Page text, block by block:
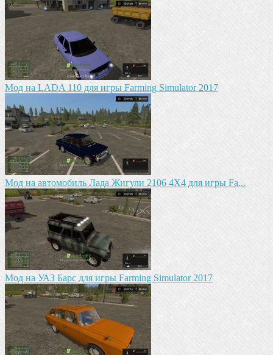
Мод на LADA 110 для игры Farming Simulator 2017
Мод на автомобиль Лада Жигули 2106 4Х4 для игры Fa...
Mод на УАЗ Барс для игры Farming Simulator 2017